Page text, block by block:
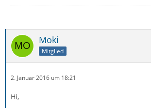
Moki
Mitglied
2. Januar 2016 um 18:21
Hi,